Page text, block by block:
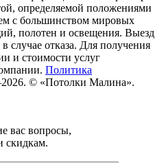
определяемой положениями
с большинством мировых
полотен и освещения. Выезд
случае отказа. Для получения
и стоимости услуг
Политика
© «Потолки Малина».
вас вопросы,
скидкам.